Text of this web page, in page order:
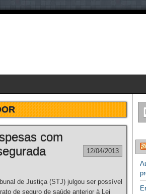
com
12/04/2013
de Justiça (STJ) julgou ser possível
de seguro de saúde anterior à Lei